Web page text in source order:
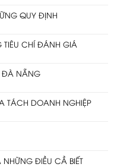
QUY ĐỊNH
TIÊU CHÍ ĐÁNH GIÁ
ĐÀ NẴNG
TÁCH DOANH NGHIỆP
ĐIỀU CẦ BIẾT